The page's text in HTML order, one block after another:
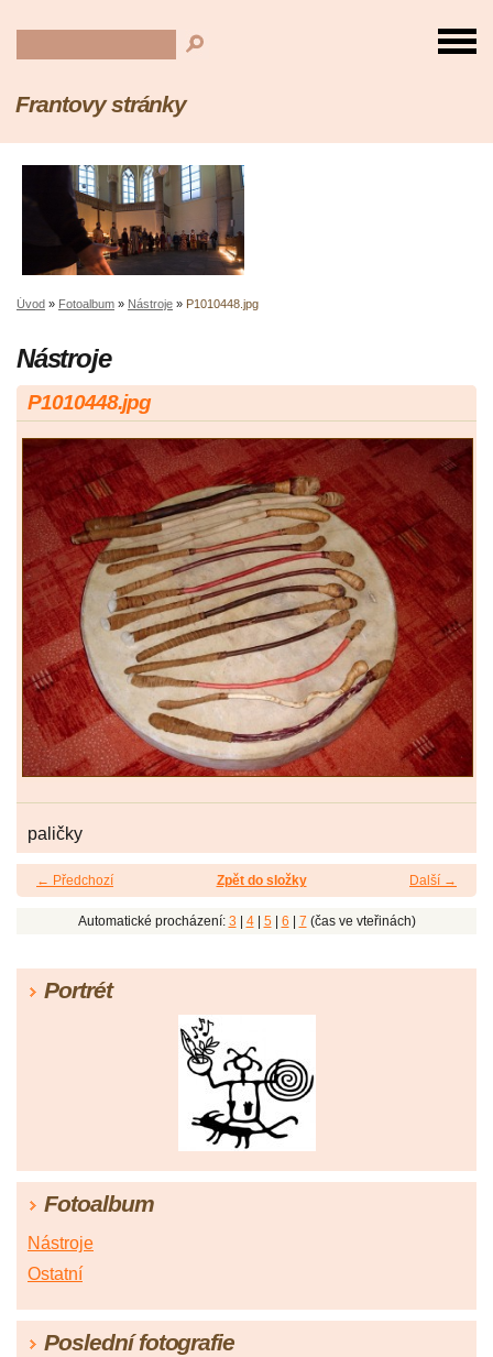
Frantovy stránky
Úvod » Fotoalbum » Nástroje » P1010448.jpg
Nástroje
P1010448.jpg
paličky
← Předchozí Další →
Zpět do složky
Automatické procházení: 3 4| 5| 6 7 (čas ve vteřinách)
Portrét
Fotoalbum
Nástroje
Ostatní
Poslední fotografie